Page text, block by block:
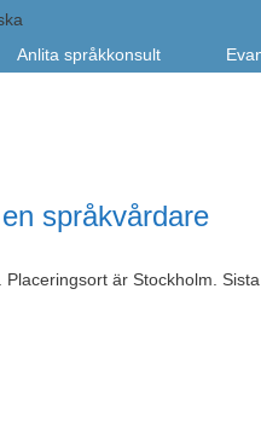
Anlita språkkonsult
språkvårdare
är Stockholm. Sista